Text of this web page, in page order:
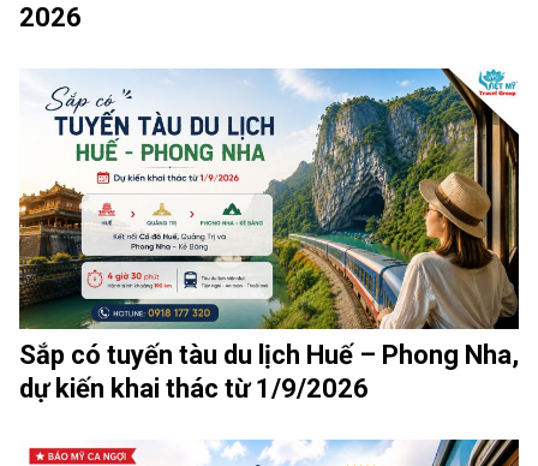
2026
Sắp có tuyến tàu du lịch Huế – Phong Nha,
dự kiến khai thác từ 1/9/2026